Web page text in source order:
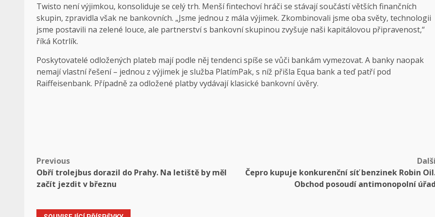
Twisto není výjimkou, konsoliduje se celý trh. Menší fintechoví hráči se stávají součástí větších finančních
skupin, zpravidla však ne bankovních. „Jsme jednou z mála výjimek. Zkombinovali jsme oba světy, technologii
jsme postavili na zelené louce, ale partnerství s bankovní skupinou zvyšuje naši kapitálovou připravenost,“
říká Kotrlík.
Poskytovatelé odložených plateb mají podle něj tendenci spíše se vůči bankám vymezovat. A banky naopak
nemají vlastní řešení – jednou z výjimek je služba PlatímPak, s níž přišla Equa bank a teď patří pod
Raiffeisenbank. Případně za odložené platby vydávají klasické bankovní úvěry.
Post
navigation
Previous
Obří trolejbus dorazil do Prahy. Na letiště by měl
začít jezdit v březnu
Čepro kupuje konkurenční síť benzinek Robin
Obchod posoudí antimonopolní úřad